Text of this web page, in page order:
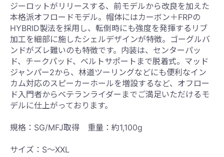
ジーロットがリリースする、前モデルから改良を加えた
本格派オフロードモデル。帽体にはカーボン＋FRPの
HYBRID製法を採用し、転倒時にも強度を発揮するリブ
加工を細部に施したシェルデザインが特徴。ゴーグルバ
ンドがズレ難いのも特徴です。内装は、センターパッ
ド、チークパッド、ベルトサポートまで脱着式。マッド
ジャンパー2から、林道ツーリングなどにも便利なイン
カム対応のスピーカーホールを増設するなど、オフロー
ド入門者からベテランライダーまでご満足いただけるモ
デルに仕上がっております。
規格：SG/MFJ取得 重量：約1,100g
サイズ：S〜XXL